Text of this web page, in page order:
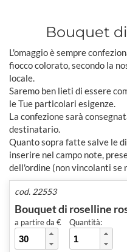
Bouquet
L'omaggio è sempre
fiocco colorato, secondo la
locale.
Saremo ben lieti di essere
le Tue particolari esigenze.
La confezione sarà
destinatario.
Quanto sopra fatte salve le
inserire nel campo note,
dell'ordine (non vincolanti se
cod. 22553
Bouquet di roselline
a partire da € Quantità: